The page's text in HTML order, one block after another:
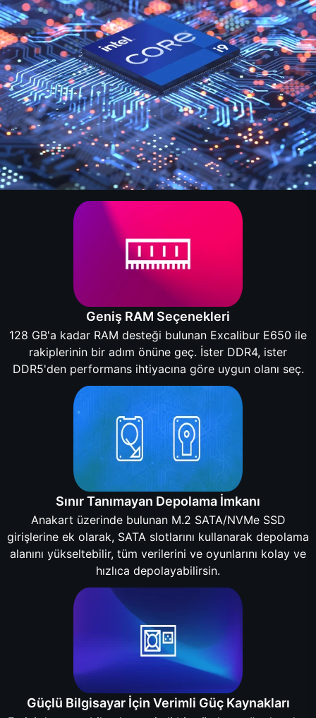
Geniş RAM Seçenekleri
128 GB'a kadar RAM desteği bulunan Excalibur E650 ile
rakiplerinin bir adım önüne geç. İster DDR4, ister
DDR5'den performans ihtiyacına göre uygun olanı seç.
Sınır Tanımayan Depolama İmkanı
Anakart üzerinde bulunan M.2 SATA/NVMe SSD
girişlerine ek olarak, SATA slotlarını kullanarak depolama
alanını yükseltebilir, tüm verilerini ve oyunlarını kolay ve
hızlıca depolayabilirsin.
Güçlü Bilgisayar İçin Verimli Güç Kaynakları